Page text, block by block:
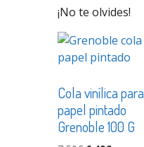
¡No te olvides!
Cola vinílica para
papel pintado
Grenoble 100 G